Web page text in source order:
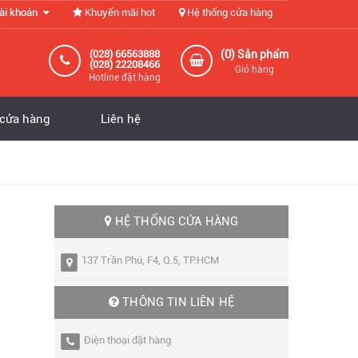
khoản Khuyến mãi hot Hệ thống cửa hàng
(0) Sản phẩm
Giỏ hàng
(028) 66563888
(028) 22208466
Hotline đặt hàng
hàng Liên hệ
HỆ THỐNG CỬA HÀNG
137 Trần Phú, F4, Q.5, TP.HCM
THÔNG TIN LIÊN HỆ
Điện thoại đặt hàng